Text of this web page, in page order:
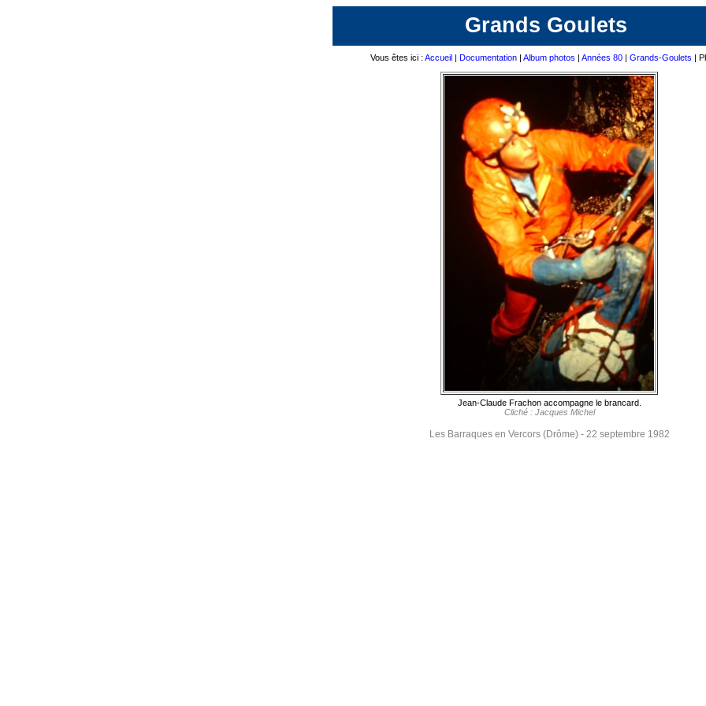
Grands Goulets
Vous êtes ici : Accueil | Documentation | Album photos | Années 80 | Grands-Goulets |
Jean-Claude Frachon accompagne le brancard.
Cliché : Jacques Michel
Les Barraques en Vercors (Drôme) - 22 septembre 1982